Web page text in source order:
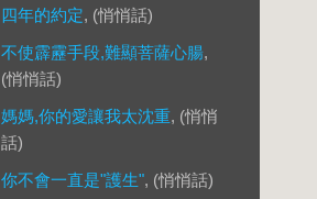
四年的約定, (悄悄話)
不使霹靂手段,難顯菩薩心腸,
(悄悄話)
媽媽,你的愛讓我太沈重, (悄悄
話)
你不會一直是"護生", (悄悄話)